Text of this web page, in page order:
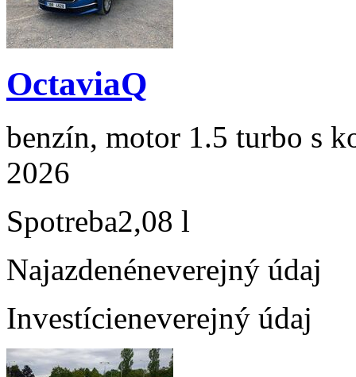
OctaviaQ
benzín, motor 1.5 turbo s
2026
Spotreba2,08 l
Najazdenéneverejný údaj
Investícieneverejný údaj